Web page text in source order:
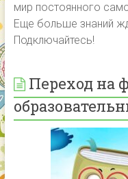
мир постоянного
Еще больше знаний
Подключайтесь!
Переход на